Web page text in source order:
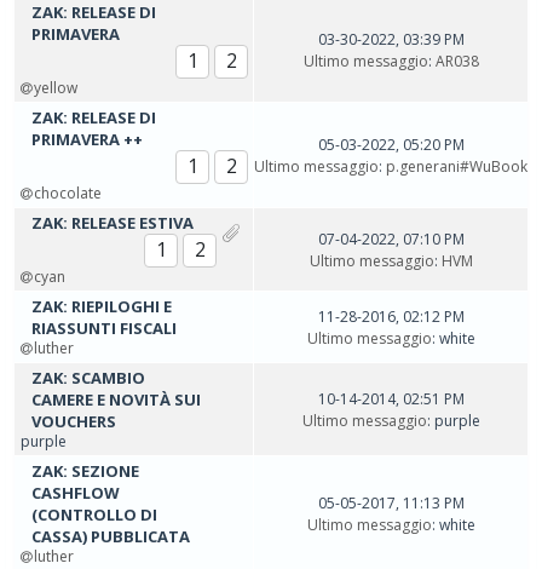
ZAK: RELEASE DI
PRIMAVERA
1 2
yellow
03-30-2022, 03:39 PM
Ultimo messaggio: AR038
ZAK: RELEASE DI
PRIMAVERA ++
1 2
chocolate
05-03-2022, 05:20 PM
Ultimo messaggio: p.generani#WuBook
ZAK: RELEASE ESTIVA
1 2
cyan
07-04-2022, 07:10 PM
Ultimo messaggio: HVM
ZAK: RIEPILOGHI E
RIASSUNTI FISCALI
luther
11-28-2016, 02:12 PM
Ultimo messaggio: white
ZAK: SCAMBIO
CAMERE E NOVITÀ SUI
VOUCHERS
purple
10-14-2014, 02:51 PM
Ultimo messaggio: purple
ZAK: SEZIONE
CASHFLOW
(CONTROLLO DI
CASSA) PUBBLICATA
luther
05-05-2017, 11:13 PM
Ultimo messaggio: white